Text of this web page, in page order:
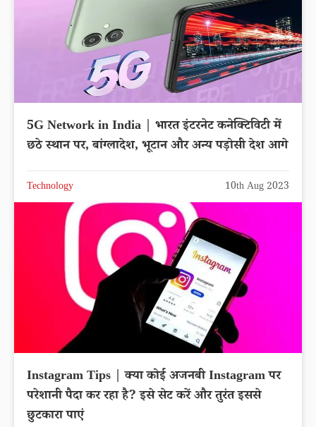
5G Network in India | भारत इंटरनेट कनेक्टिविटी में
छठे स्थान पर, बांग्लादेश, भूटान और अन्य पड़ोसी देश आगे
Technology 10th Aug 2023
Instagram Tips | क्या कोई अजनबी Instagram पर
परेशानी पैदा कर रहा है? इसे सेट करें और तुरंत इससे
छुटकारा पाएं